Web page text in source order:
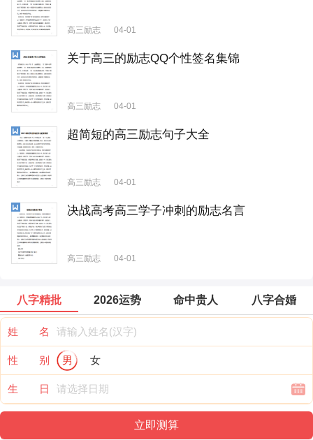
高三励志 04-01
关于高三的励志QQ个性签名集锦
高三励志 04-01
超简短的高三励志句子大全
高三励志 04-01
决战高考高三学子冲刺的励志名言
高三励志 04-01
八字精批 2026运势 命中贵人 八字合婚
姓 名
性 别 男 女
生 日